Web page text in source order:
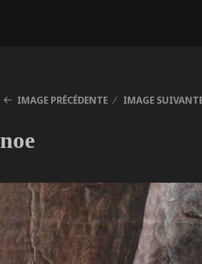
IMAGE PRÉCÉDENTE IMAGE
noe